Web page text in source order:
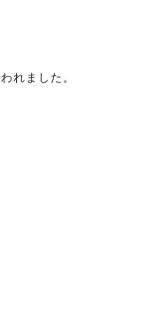
れました。